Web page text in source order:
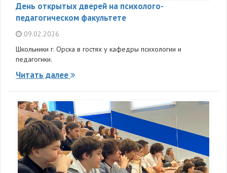
День открытых дверей на психолого-
педагогическом факультете
09.02.2026
Школьники г. Орска в гостях у кафедры психологии и
педагогики.
Читать далее